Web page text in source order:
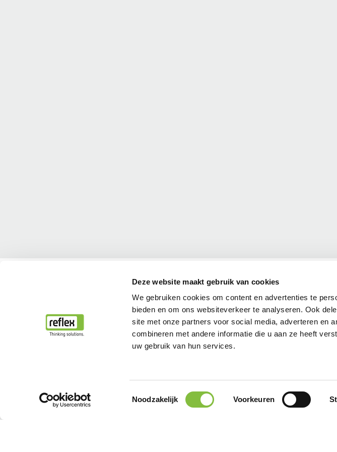
Deze website maakt gebruik van cookies
We gebruiken cookies om content en advertenties te
bieden en om ons websiteverkeer te analyseren. Ook
site met onze partners voor social media, adverteren en
combineren met andere informatie die u aan ze heeft
uw gebruik van hun services.
Toestemmingsselectie
Noodzakelijk Voorkeuren